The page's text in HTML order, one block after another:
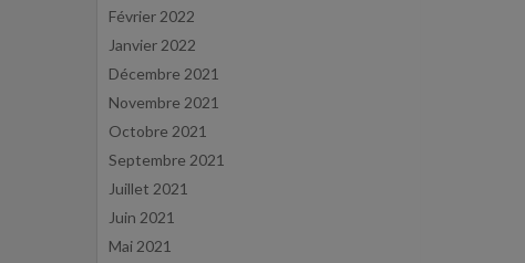
Février 2022
Janvier 2022
Décembre 2021
Novembre 2021
Octobre 2021
Septembre 2021
Juillet 2021
Juin 2021
Mai 2021